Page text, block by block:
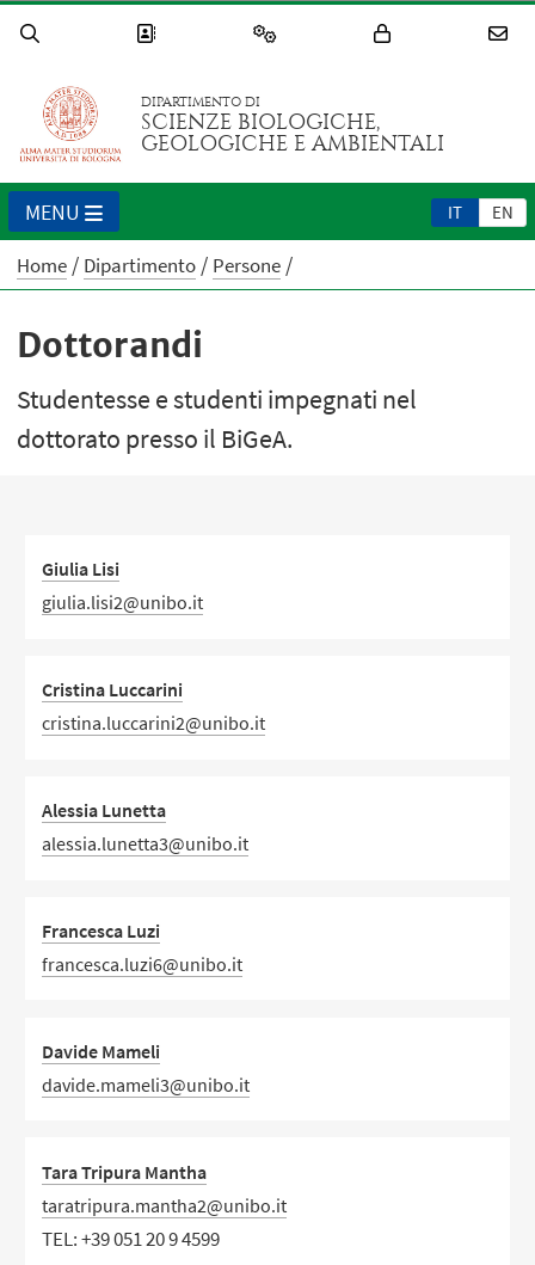
DIPARTIMENTO DI
SCIENZE BIOLOGICHE,
GEOLOGICHE E AMBIENTALI
IT EN
MENU
Home Dipartimento Persone
Dottorandi
Studentesse e studenti impegnati nel
dottorato presso il BiGeA.
Giulia Lisi
giulia.lisi2@unibo.it
Cristina Luccarini
cristina.luccarini2@unibo.it
Alessia Lunetta
alessia.lunetta3@unibo.it
Francesca Luzi
francesca.luzi6@unibo.it
Davide Mameli
davide.mameli3@unibo.it
Tara Tripura Mantha
taratripura.mantha2@unibo.it
TEL:+39 051 20 9 4599